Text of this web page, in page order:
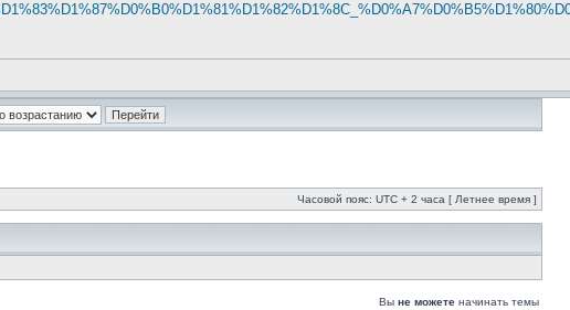
Часовой пояс: UTC + 2 часа [ Летнее время ]
Вы не можете начинать темы